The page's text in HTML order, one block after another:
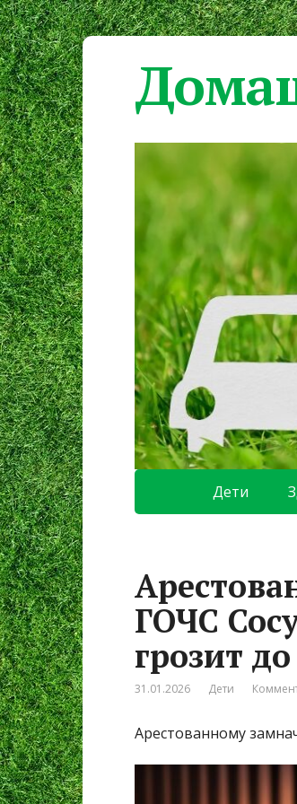
Дети
ГОЧС
грозит
31.01.2026 Дети
Арестованному